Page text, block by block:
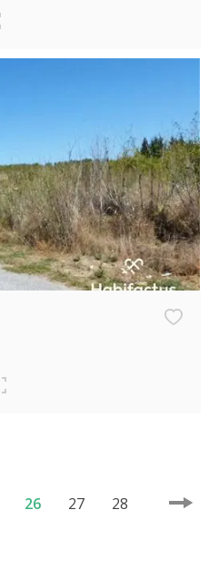
26 27 28